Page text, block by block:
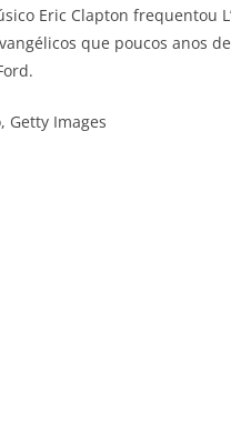
Eric Clapton frequentou
que poucos anos
Getty Images